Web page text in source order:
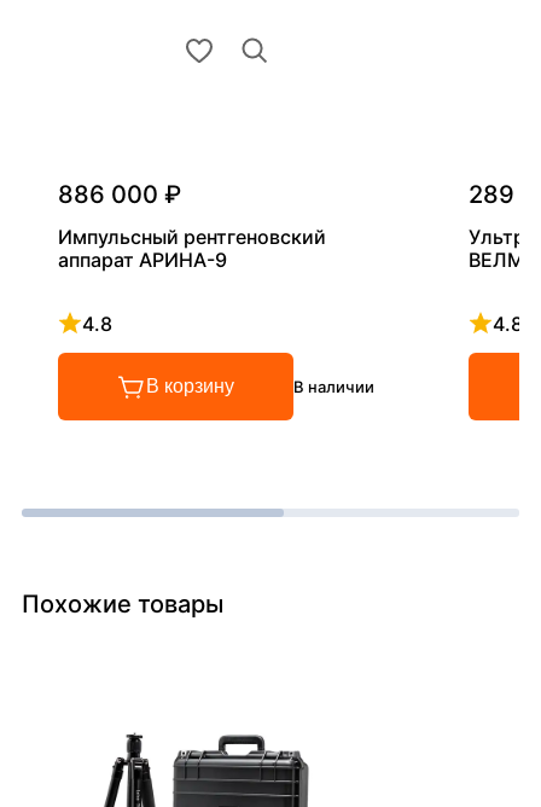
886 000 ₽
Импульсный рентгеновский
аппарат АРИНА-9
4.8
Рейтинг 4.8 из 5
В корзину В наличии
289
4.8
Похожие товары